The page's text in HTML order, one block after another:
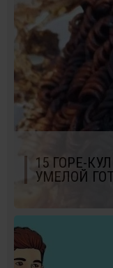
15 ГОРЕ-
УМЕЛОЙ